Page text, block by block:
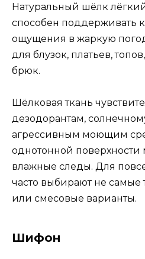
Натуральный шёлк
способен поддерживать
ощущения в жаркую
для блузок, платьев,
брюк.
Шёлковая ткань
дезодорантам,
агрессивным моющим
однотонной поверхности
влажные следы. Для
часто выбирают не
или смесовые варианты.
Шифон